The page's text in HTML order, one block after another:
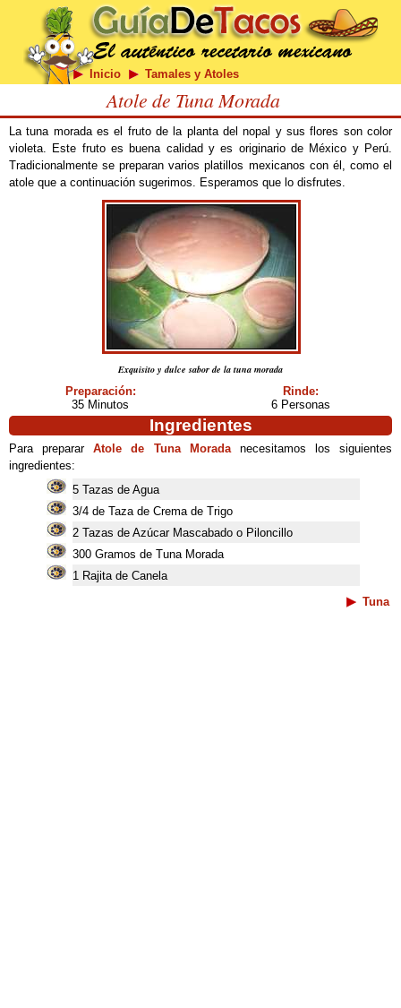
Inicio Tamales y Atoles
Atole de Tuna Morada
La tuna morada es el fruto de la planta del nopal y sus flores son color
violeta. Este fruto es buena calidad y es originario de México y Perú.
Tradicionalmente se preparan varios platillos mexicanos con él, como el
atole que a continuación sugerimos. Esperamos que lo disfrutes.
Exquisito y dulce sabor de la tuna morada
Preparación:
35 Minutos
Rinde:
6 Personas
Ingredientes
Para prepararAtole de Tuna Moradanecesitamos los siguientes
ingredientes:
5 Tazas de Agua
3/4 de Taza de Crema de Trigo
2 Tazas de Azúcar Mascabado o Piloncillo
300 Gramos de Tuna Morada
1 Rajita de Canela
Tuna